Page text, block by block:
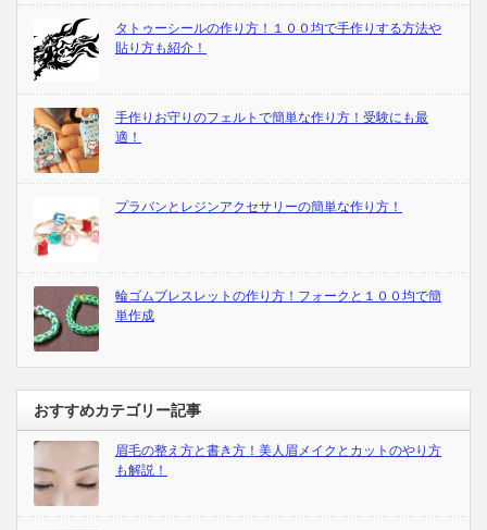
タトゥーシールの作り方！１００均で手作りする方法や
貼り方も紹介！
手作りお守りのフェルトで簡単な作り方！受験にも最
適！
プラバンとレジンアクセサリーの簡単な作り方！
輪ゴムブレスレットの作り方！フォークと１００均で簡
単作成
おすすめカテゴリー記事
眉毛の整え方と書き方！美人眉メイクとカットのやり方
も解説！